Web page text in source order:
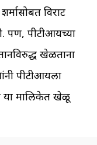
विराट
पण, पीटीआयच्या
खेळताना
पीटीआयला
या मालिकेत खेळू